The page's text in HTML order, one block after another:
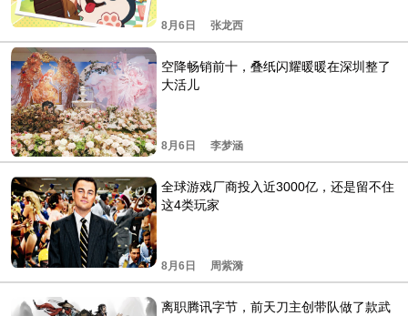
8月6日 张龙西
空降畅销前十，叠纸闪耀暖暖在深圳整了
大活儿
8月6日 李梦涵
全球游戏厂商投入近3000亿，还是留不住
这4类玩家
8月6日 周紫漪
离职腾讯字节，前天刀主创带队做了款武